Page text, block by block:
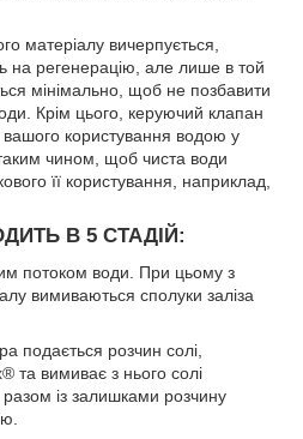
матеріалу вичерпується,
на регенерацію, але лише в той
мінімально, щоб не позбавити
Крім цього, керуючий клапан
вашого користування водою у
чином, щоб чиста води
її користування, наприклад,
В 5 СТАДІЙ:
потоком води. При цьому з
вимиваються сполуки заліза
подається розчин солі,
® та вимиває з нього солі
із залишками розчину